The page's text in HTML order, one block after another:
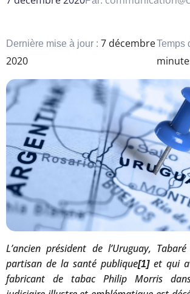
Dernière mise à jour : 7 décembre
2020
Temps
L’ancien président de l’Uruguay,
partisan de la santé publique[1]et qui
fabricant de tabac Philip Morris